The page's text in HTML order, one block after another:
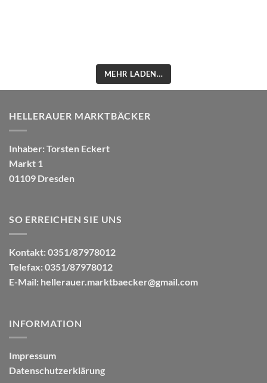
MEHR LADEN…
HELLERAUER MARKTBÄCKER
Inhaber: Torsten Eckert
Markt 1
01109 Dresden
SO ERREICHEN SIE UNS
Kontakt: 0351/87978012
Telefax: 0351/87978012
E-Mail: hellerauer.marktbaecker@gmail.com
INFORMATION
Impressum
Datenschutzerklärung